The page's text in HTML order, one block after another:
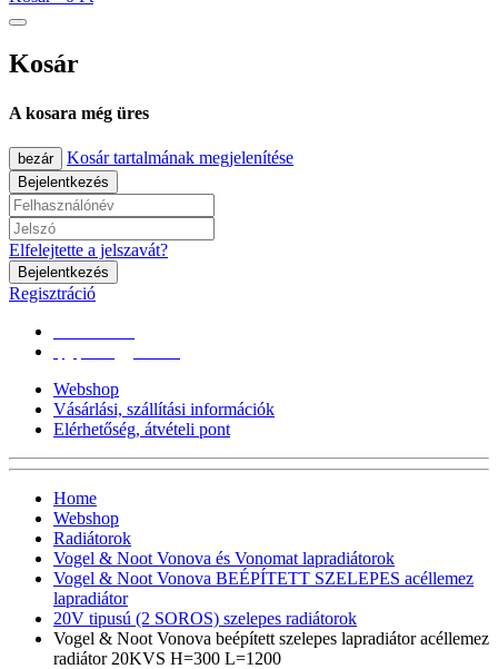
Kosár
A kosara még üres
bezár Kosár tartalmának megjelenítése
Bejelentkezés
Elfelejtette a jelszavát?
Bejelentkezés
Regisztráció
Webshop
Vásárlási, szállítási információk
Elérhetőség, átvételi pont
Home
Webshop
Radiátorok
Vogel & Noot Vonova és Vonomat lapradiátorok
Vogel & Noot Vonova BEÉPÍTETT SZELEPES acéllemez
lapradiátor
20V tipusú (2 SOROS) szelepes radiátorok
Vogel & Noot Vonova beépített szelepes lapradiátor acéllemez
radiátor 20KVS H=300 L=1200